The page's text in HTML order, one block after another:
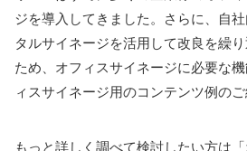
ジを導入してきました。さらに、自
タルサイネージを活用して改良を繰
ため、オフィスサイネージに必要な
ィスサイネージ用のコンテンツ例のご
もっと詳しく調べて検討したい方は